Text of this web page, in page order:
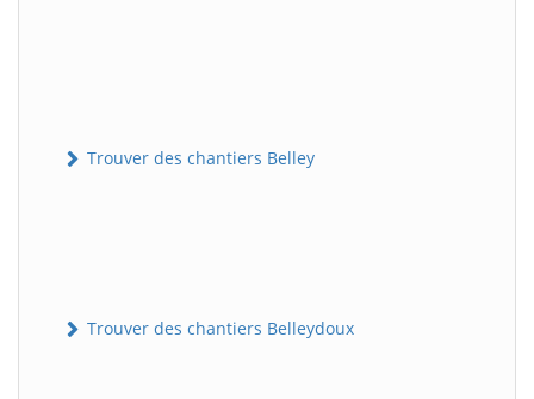
Trouver des chantiers Belley
Trouver des chantiers Belleydoux